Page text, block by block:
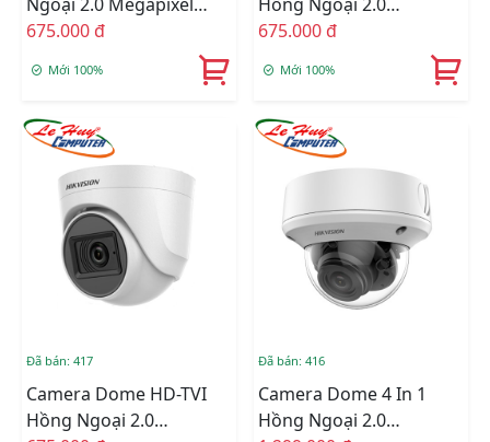
HIKVISION DS-
675.000 đ
Mới 100%
Megapixel HIKVISION
675.000 đ
Mới 100%
Đã bán: 417
Camera Dome HD-TVI
Hồng Ngoại 2.0
Đã bán: 416
Camera Dome 4 In 1
Hồng Ngoại 2.0